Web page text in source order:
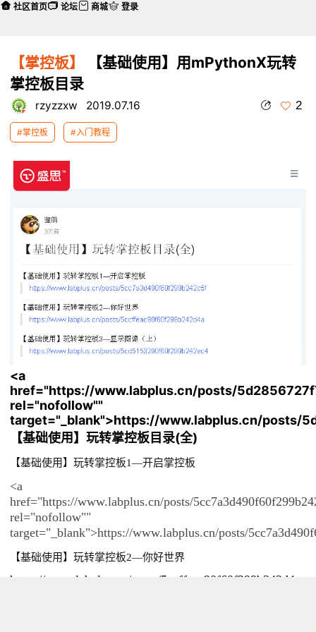
【掌控板】
【基础使用】用mPythonX玩转
掌控板目录
rzyzzxw 2019.07.16 2
#掌控板 #入门教程
<a
href="https://www.labplus.cn/posts/
rel="nofollow""
target="_blank">https://www.labplus.cn/posts/
【基础使用】玩转掌控板目录(全)
【基础使用】玩转掌控板1—开启掌控板
<a
href="https://www.labplus.cn/posts/
rel="nofollow""
target="_blank">https://www.labplus.cn/posts/
【基础使用】玩转掌控板2—你好世界
https://www.labplus.cn/posts/5ccffeac90f60f299b242d4a
社区首页 论坛 商城 登录